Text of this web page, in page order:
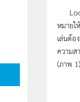
หมายใ
เล่นต้อ
ความส
(ภาพ